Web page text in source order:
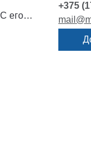
его
+375